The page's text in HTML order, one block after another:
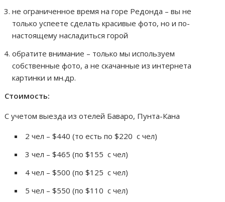
не ограниченное время на горе Редонда – вы не
только успеете сделать красивые фото, но и по-
настоящему насладиться горой
обратите внимание – только мы используем
собственные фото, а не скачанные из интернета
картинки и мн.др.
Стоимость:
С учетом выезда из отелей Баваро, Пунта-Кана
2 чел – $440 (то есть по $220 с чел)
3 чел – $465 (по $155 с чел)
4 чел – $500 (по $125 с чел)
5 чел – $550 (по $110 с чел)